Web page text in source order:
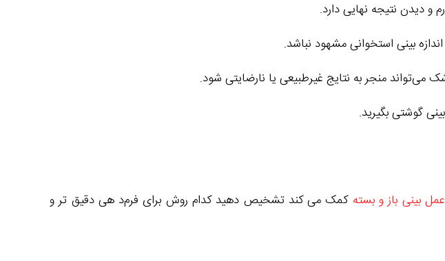
و دیدن نتیجه نهایی دارد.
بینی استخوانی مشهود نباشد.
می‌تواند منجر به نتایج غیرطبیعی یا نارضایتی شود.
گوشتی بگیرید.
بینی باز و بسته کمک می‌ کند تشخیص دهید کدام روش برای فرم‌د هی دقیق‌ تر و